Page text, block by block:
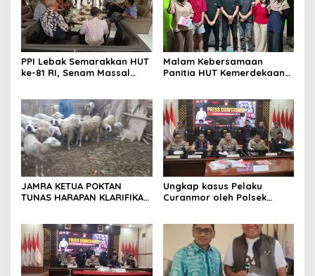
PPI Lebak Semarakkan HUT
ke-81 RI, Senam Massal
Malam Kebersamaan
Panitia HUT Kemerdekaan
Desa Silebu Kec .Kragilan
JAMRA KETUA POKTAN
TUNAS HARAPAN KLARIFIKASI
Ungkap kasus Pelaku
Curanmor oleh Polsek